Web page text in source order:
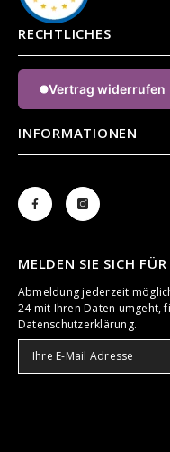
RECHTLICHES
Vertrag widerrufen
INFORMATIONEN
MELDEN SIE SICH
Abmeldung jederzeit
24 mit Ihren Daten umgeht,
Datenschutzerklärung.